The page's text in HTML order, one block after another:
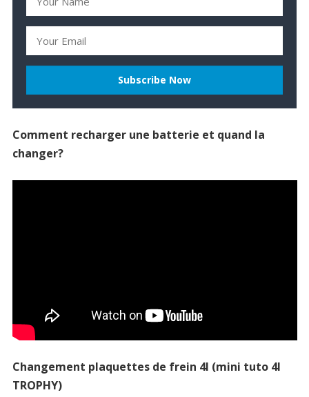
Comment recharger une batterie et quand la
changer?
Changement plaquettes de frein 4l (mini tuto 4l
TROPHY)